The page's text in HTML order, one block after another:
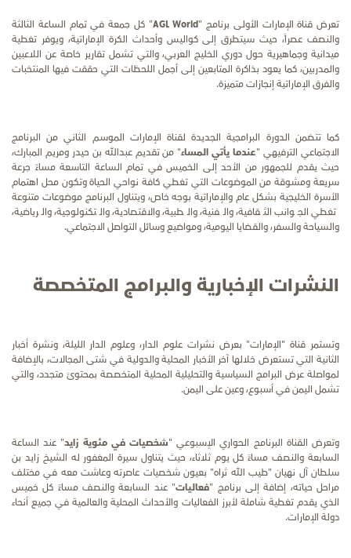
تعرض قناة الإمارات الأولى برنامج "AGL World" كل جمعة في تمام الساعة الثالثة
والنصف عصراً، حيث سيتطرق إلى كواليس وأحداث الكرة الإماراتية، ويوفر تغطية
ميدانية وجماهيرية حول دوري الخليج العربي، والتي تشمل تقارير خاصة عن اللاعبين
والمدربين، كما يعود بذاكرة المتابعين إلى أجمل اللحظات التي حققت فيها المنتخبات
والفرق الإماراتية إنجازات متميزة.
كما تتضمن الدورة البرامجية الجديدة لقناة الإمارات الموسم الثاني من البرنامج
الاجتماعي الترفيهي "عندما يأتي المساء" من تقديم عبدالله بن حيدر ومريم المبارك،
حيث يقدم للجمهور من الأحد إلى الخميس في تمام الساعة التاسعة مساءً جرعة
سريعة ومشوقة من الموضوعات التي تغطي كافة نواحي الحياة وتكون محل اهتمام
الأسرة الخليجية بشكل عام والإماراتية بوجه خاص، ويتناول البرنامج موضوعات متنوعة
تغطي الجوانب الثقافية، والفنية، والطبية، والاقتصادية، والتكنولوجية، والرياضية،
والسياحة والسفر، والقضايا اليومية، ومواضيع وسائل التواصل الاجتماعي.
النشرات الإخباريةوالبرامج المتخصصة
وتستمر قناة "الإمارات" بعرض نشرات علوم الدار، وعلوم الدار الليلة، ونشرة أخبار
الثانية التي تستعرض خلالها آخر الأخبار المحلية والدولية في شتى المجالات، بالإضافة
لمواصلة عرض البرامج السياسية والتحليلية المحلية المتخصصة بمحتوىً متجدد، والتي
تشمل اليمن في أسبوع، وعين على اليمن.
وتعرض القناة البرنامج الحواري الاٍسبوعي "شخصيات في مئوية زايد" عند الساعة
السابعة والنصف مساءً كل يوم ثلاثاء، حيث يتناول سيرة المغفور له الشيخ زايد بن
سلطان آل نهيان "طيب الله ثراه" بعيون شخصيات عاصرته وعاشت معه في مختلف
مراحل حياته، إضافة إلى برنامج "فعاليات" عند السابعة والنصف مساءً كل خميس
الذي يقدم تغطية شاملة لأبرز الفعاليات والأحداث المحلية والعالمية في جميع أنحاء
دولة الإمارات.